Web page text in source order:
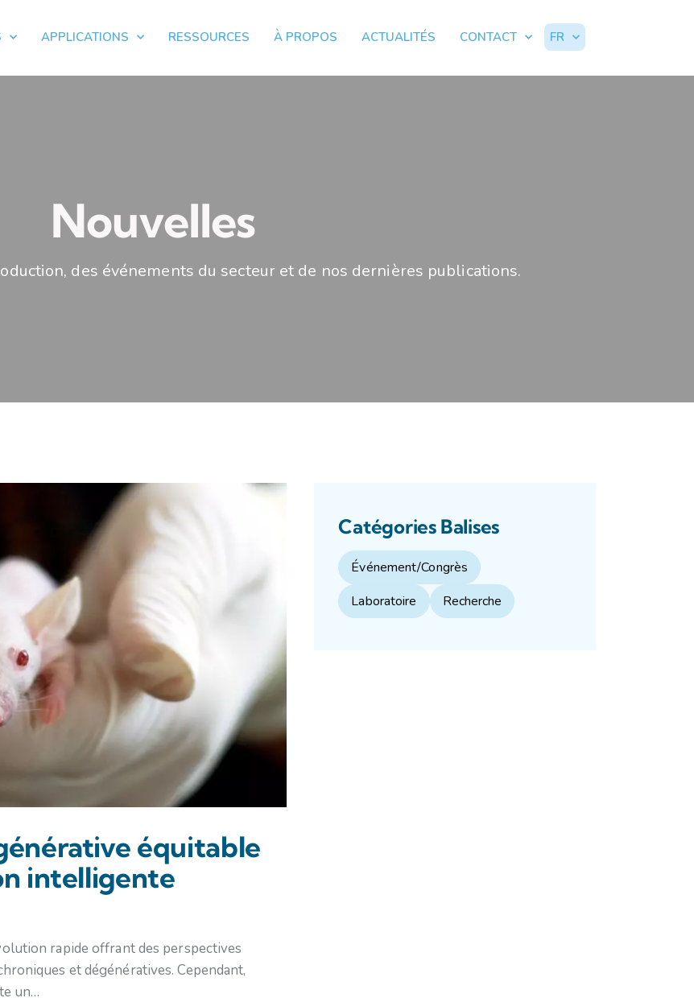
APPLICATIONS RESSOURCES À PROPOS ACTUALITÉS CONTACT FR
Nouvelles
des événements du secteur et de nos dernières publications.
équitable
intelligente
rapide offrant des perspectives
et dégénératives. Cependant,
un…
Catégories Balises
Événement/Congrès
Laboratoire
Recherche